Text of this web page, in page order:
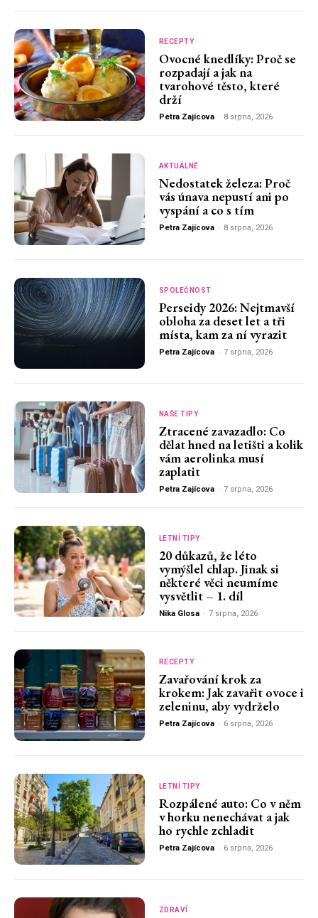
RECEPTY
Ovocné knedlíky: Proč se
rozpadají a jak na
tvarohové těsto, které
drží
Petra Zajícova - 8 srpna, 2026
AKTUÁLNĚ
Nedostatek železa: Proč
vás únava nepustí ani po
vyspání a co s tím
Petra Zajícova - 8 srpna, 2026
SPOLEČNOST
Perseidy 2026: Nejtmavší
obloha za deset let a tři
místa, kam za ní vyrazit
Petra Zajícova - 7 srpna, 2026
NAŠE TIPY
Ztracené zavazadlo: Co
dělat hned na letišti a kolik
vám aerolinka musí
zaplatit
Petra Zajícova - 7 srpna, 2026
LETNÍ TIPY
20 důkazů, že léto
vymýšlel chlap. Jinak si
některé věci neumíme
vysvětlit – 1. díl
Nika Glosa - 7 srpna, 2026
RECEPTY
Zavařování krok za
krokem: Jak zavařit ovoce i
zeleninu, aby vydrželo
Petra Zajícova - 6 srpna, 2026
LETNÍ TIPY
Rozpálené auto: Co v něm
v horku nenechávat a jak
ho rychle zchladit
Petra Zajícova - 6 srpna, 2026
ZDRAVÍ